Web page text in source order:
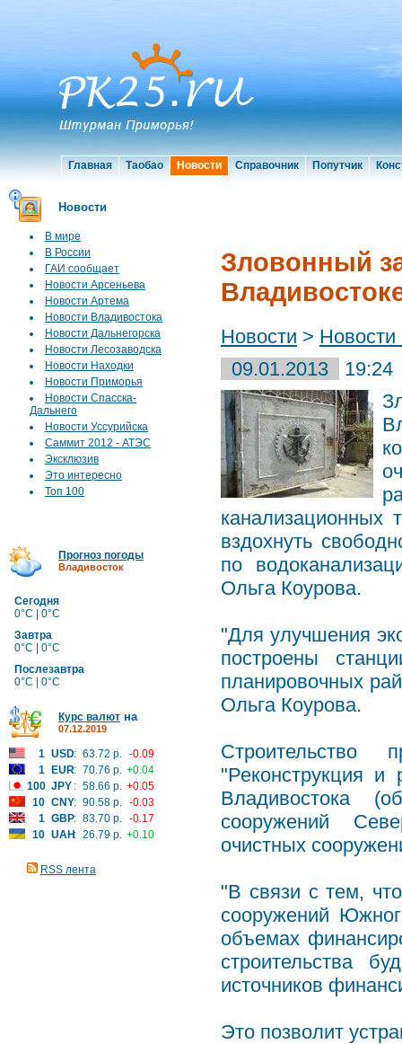
Главная Таобао Новости Справочник Попутчик
Новости
В мире
В России
ГАИ сообщает
Новости Арсеньева
Новости Артема
Новости Владивостока
Новости Дальнегорска
Новости Лесозаводска
Новости Находки
Новости Приморья
Новости Спасска-
Дальнего
Новости Уссурийска
Саммит 2012 - АТЭС
Эксклюзив
Это интересно
Топ 100
Прогноз погоды
Владивосток
Сегодня
0°C | 0°C
Завтра
0°C | 0°C
Послезавтра
0°C | 0°C
Курс валют на
07.12.2019
1 USD: 63.72 р. -0.09
1
EUR: 70.76 р. +0.04
100 JPY : 58.66 р. +0.05
10 CNY: 90.58 р. -0.03
1 GBP: 83.70 р. -0.17
10 UAH: 26.79 р. +0.10
RSS лента
Зловонный
Новости > Новости
09.01.2013
19:24
канализационных
вздохнуть
по
Ольга Коурова.
"Для улучшения
построены
планировочных
Ольга Коурова.
Строительство
"Реконструкция и
Владивостока
сооружений
очистных
"В связи с тем,
сооружений
объемах
строительства
источников
Это позволит